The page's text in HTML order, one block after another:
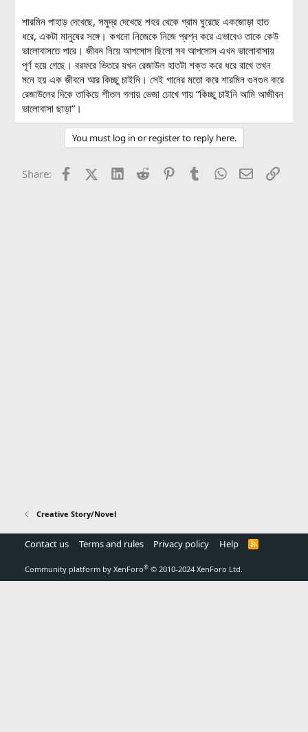
শারমিন পাহাড় দেখেছে, সমুদ্র দেখেছে শহর থেকে গ্রাম ঘুরেছে একজোড়া হাত
ধরে, একটা মানুষের সঙ্গে। কখনো নিজেকে নিজে প্রশ্ন করে এভাবেও তাকে কেউ
ভালোবাসতে পারে। জীবন নিয়ে আপসোস ছিলো সব আপসোস এখন ভালোবাসায়
পূর্ণ হয়ে গেছে। বরফরে ভিতরে যখন রেজাউল হাতটা শক্ত করে ধরে রাখে তখন
মনে হয় এক জীবনে আর কিচ্ছু চাইনি। সেই গানের মতো করে শারমিন গুনগুন করে
রেজাউলের দিকে তাকিয়ে শীতল গলায় ভেজা চোখে গায় “কিচ্ছু চাইনি আমি আজীবন
ভালোবাসা ছাড়া”।
You must log in or register to reply here.
Share: FacebookX (Twitter)
LinkedInReddit PinterestTumblrWhatsApp
EmailLink
Creative Story/Novel
Contact us Terms and rules Privacy policy Help
R
Community platform by XenForo® © 2010-2024 XenForo Ltd.